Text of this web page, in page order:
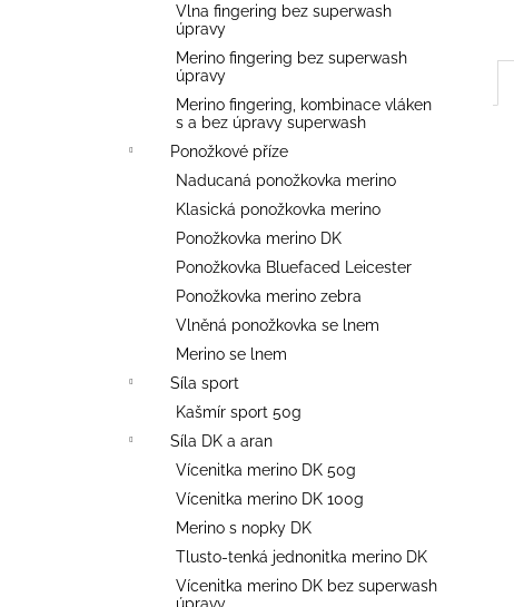
Vlna fingering bez superwash
úpravy
Merino fingering bez superwash
úpravy
Merino fingering, kombinace vláken
s a bez úpravy superwash
Ponožkové příze
Naducaná ponožkovka merino
Klasická ponožkovka merino
Ponožkovka merino DK
Ponožkovka Bluefaced Leicester
Ponožkovka merino zebra
Vlněná ponožkovka se lnem
Merino se lnem
Síla sport
Kašmír sport 50g
Síla DK a aran
Vícenitka merino DK 50g
Vícenitka merino DK 100g
Merino s nopky DK
Tlusto-tenká jednonitka merino DK
Vícenitka merino DK bez superwash